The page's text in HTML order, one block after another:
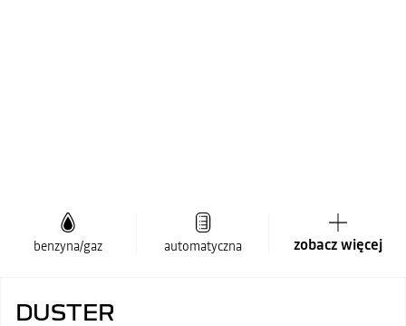
benzyna/gaz automatyczna zobacz więcej
DUSTER